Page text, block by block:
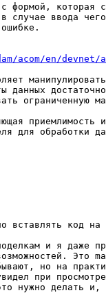
формой, которая
случае ввода
acom/en/
данных
ограниченную
приемлимость
для обработки
вставлять код
и я даже
Это
но на
при
нужно делать и,